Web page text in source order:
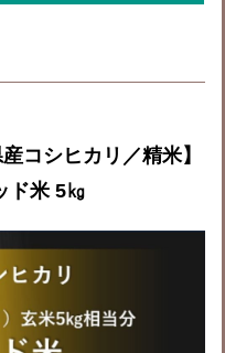
コシヒカリ／精米】
ド米 5㎏